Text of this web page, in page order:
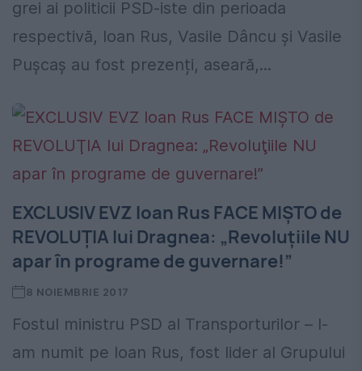
grei ai politicii PSD-iste din perioada
respectivă, Ioan Rus, Vasile Dâncu și Vasile
Pușcaș au fost prezenți, aseară,...
EXCLUSIV EVZ Ioan Rus FACE MIŞTO de
REVOLUŢIA lui Dragnea: „Revoluţiile NU
apar în programe de guvernare!”
8 NOIEMBRIE 2017
Fostul ministru PSD al Transporturilor – l-
am numit pe Ioan Rus, fost lider al Grupului